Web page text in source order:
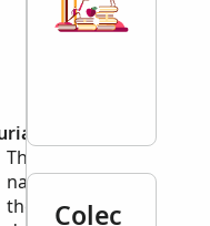
The
name of
the
Colec